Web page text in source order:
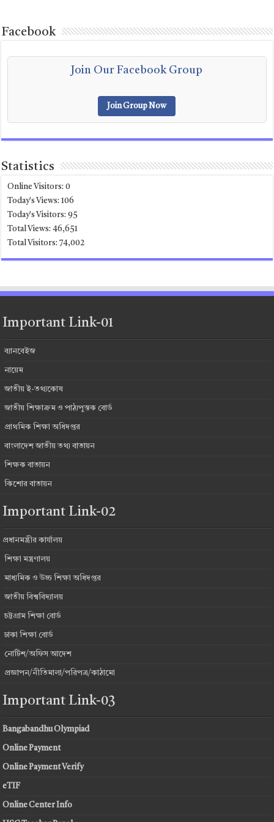
Facebook
Join Our Facebook Group
Join Group Now
Statistics
Online Visitors:0
Today's Views:106
Today's Visitors:95
Total Views:46,651
Total Visitors:74,002
Important Link-01
ব্যানবেইজ
নায়েম
জাতীয় ই-তথ্যকোষ
জাতীয় শিক্ষাক্রম ও পাঠ্যপুস্তক বোর্ড
প্রাথমিক শিক্ষা অধিদপ্তর
বাংলাদেশ জাতীয় তথ্য বাতায়ন
শিক্ষক বাতায়ন
কিশোর বাতায়ন
Important Link-02
প্রধানমন্ত্রীর কার্যালয়
শিক্ষা মন্ত্রণালয়
মাধ্যমিক ও উচ্চ শিক্ষা অধিদপ্তর
জাতীয় বিশ্ববিদ্যালয়
চট্টগ্রাম শিক্ষা বোর্ড
ঢাকা শিক্ষা বোর্ড
নোটিশ/অফিস আদেশ
প্রজ্ঞাপন/নীতিমালা/পরিপত্র/কাঠামো
Important Link-03
Bangabandhu Olympiad
Online Payment
Online Payment Verify
eTIF
Online Center Info